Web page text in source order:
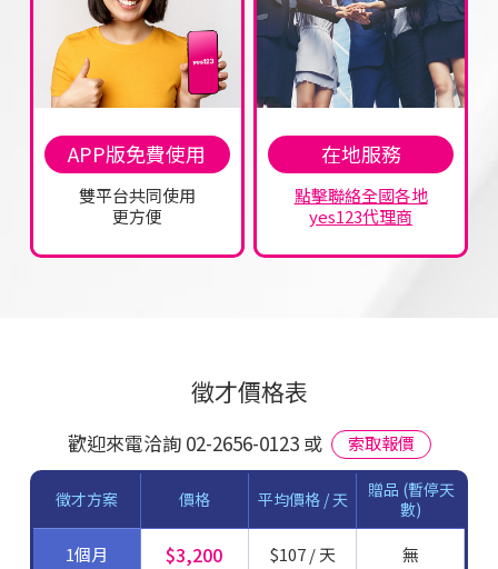
APP版免費使用
雙平台共同使用
更方便
在地服務
點擊聯絡全國各地
yes123代理商
徵才價格表
歡迎來電洽詢 02-2656-0123 或 索取報價
徵才方案 價格 平均價格 / 天
贈品 (暫停天
數)
1個月 $3,200 $107 / 天 無